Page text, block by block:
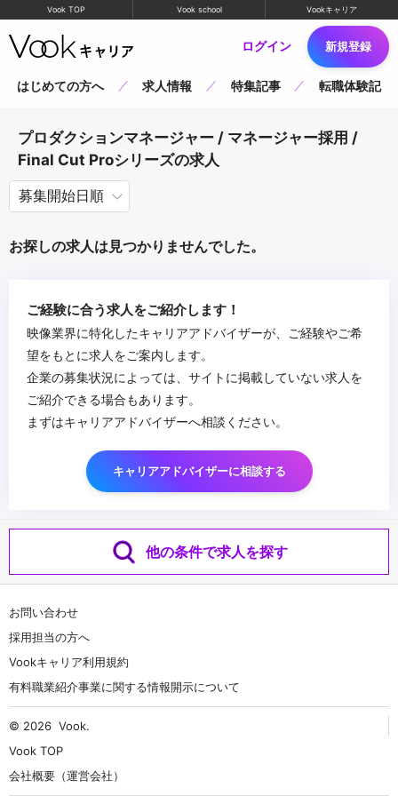
Vook TOP Vook school Vookキャリア
ログイン 新規登録
はじめての方へ 求人情報 特集記事 転職体験記
プロダクションマネージャー / マネージャー採用 /
Final Cut Proシリーズの求人
お探しの求人は見つかりませんでした。
ご経験に合う求人をご紹介します！
映像業界に特化したキャリアアドバイザーが、ご経験やご希
望をもとに求人をご案内します。
企業の募集状況によっては、サイトに掲載していない求人を
ご紹介できる場合もあります。
まずはキャリアアドバイザーへ相談ください。
キャリアアドバイザーに相談する
他の条件で求人を探す
お問い合わせ
採用担当の方へ
Vookキャリア利用規約
有料職業紹介事業に関する情報開示について
© 2026 Vook.
Vook TOP
会社概要（運営会社）